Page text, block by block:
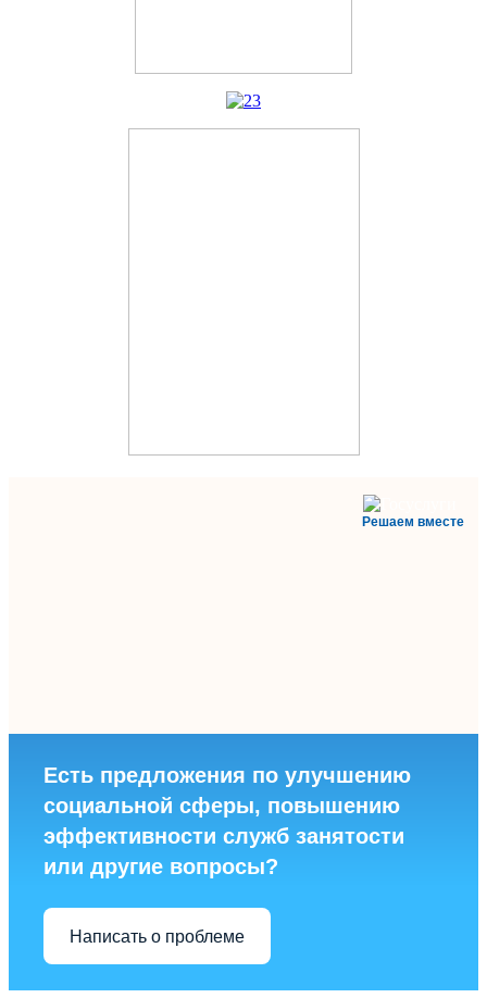
Решаем вместе
Есть предложения по улучшению
социальной сферы, повышению
эффективности служб занятости
или другие вопросы?
Написать о проблеме